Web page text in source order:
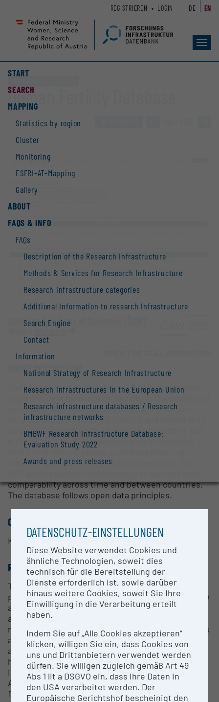
Seiteninhalt
Accesskey
Hauptnavigation
Accesskey
START
SEARCH
MAPPING
Statistics by region
Cluster
Monitoring
ESFRI-AT-Mapping
Gallery
ABOUT
FAQS & INFO
FAQs
Description of the Research Infrastructure
Methods & Services for Research Infrastructure
Research infrastructure categories
Additional Information to research Infrastructure
Search Engine
Contact
Information
National Strategy of Research Infrastructure
Research infrastructures in the European Union
Research infrastructure databases / Research
infrastructure networks
BMBWF Research Infrastructure Database:
Evaluation Study 2022
Awards and press releases
REGISTRIEREN LOGIN DE EN
Human Fertility Database
Austrian Academy of Sciences (ÖAW)
Website
SHORT DESCRIPTION
The Human Fertility Database (HFD) is the leading
scientific data resource on fertility in the developed
countries. This open access database provides
detailed and high-quality historical and recent data
on period and cohort fertility by age of mother and
birth order. The HFD is entirely based on official
vital statistics and places a great emphasis on
rigorous data checking and documentation. The
comparability across time and between countries.
The database follows open data principles.
CONTACT PERSON
Krystof Zeman
RESEARCH SERVICES
The five-year project Fertility, reproduction and
population change in 21st century Europe (EURREP)
analyses key issues related to fertility, reproduction
and their implications in low-fertility societies. Our
research combines detailed databases with surveys
and theoretical perspectives. We pay particular
attention to the education dimension, looking at
how cohort fertility rates, family size, and fertility
intentions are structured by level of education.
Apart from Europe, which is the project’s primary
focus, we examine other countries with low fertility
DATENSCHUTZ-EINSTELLUNGEN
Diese Website verwendet Cookies und
ähnliche Technologien, soweit dies
technisch für die Bereitstellung der
Dienste erforderlich ist, sowie darüber
hinaus weitere Cookies, soweit Sie Ihre
Einwilligung in die Verarbeitung erteilt
haben.
Indem Sie auf „Alle Cookies akzeptieren“
klicken, willigen Sie ein, dass Cookies von
uns und Drittanbietern verwendet werden
dürfen. Sie willigen zugleich gemäß Art 49
Abs 1 lit a DSGVO ein, dass Ihre Daten in
den USA verarbeitet werden. Der
Europäische Gerichtshof bescheinigt den